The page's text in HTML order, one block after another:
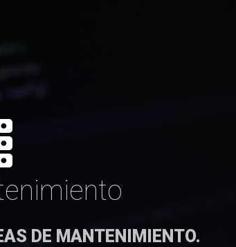
DE MANTENIMIENTO.